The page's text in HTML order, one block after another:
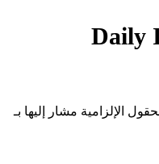
Daily
الإلزامية مشار إليها بـ